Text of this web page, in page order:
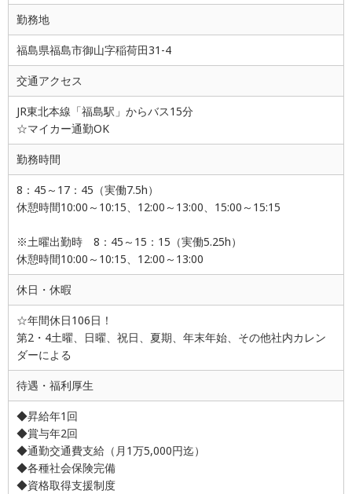
勤務地
福島県福島市御山字稲荷田31-4
交通アクセス
JR東北本線「福島駅」からバス15分
☆マイカー通勤OK
勤務時間
8：45～17：45（実働7.5h）
休憩時間10:00～10:15、12:00～13:00、15:00～15:15
※土曜出勤時 8：45～15：15（実働5.25h）
休憩時間10:00～10:15、12:00～13:00
休日・休暇
☆年間休日106日！
第2・4土曜、日曜、祝日、夏期、年末年始、その他社内カレン
ダーによる
待遇・福利厚生
◆昇給年1回
◆賞与年2回
◆通勤交通費支給（月1万5,000円迄）
◆各種社会保険完備
◆資格取得支援制度